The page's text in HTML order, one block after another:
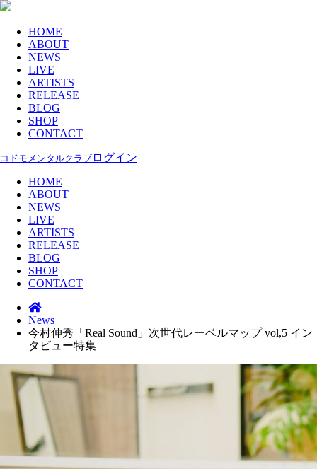
HOME
ABOUT
NEWS
LIVE
ARTISTS
RELEASE
BLOG
SHOP
CONTACT
コドモメンタルクラブ ログイン
HOME
ABOUT
NEWS
LIVE
ARTISTS
RELEASE
BLOG
SHOP
CONTACT
News
今村伸秀「Real Sound」次世代レーベルマップ vol,5 イン
タビュー特集